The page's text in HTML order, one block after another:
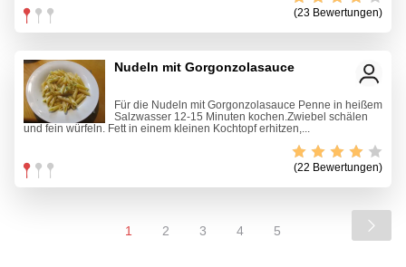
(23 Bewertungen)
Nudeln mit Gorgonzolasauce
Für die Nudeln mit Gorgonzolasauce Penne in heißem
Salzwasser 12-15 Minuten kochen.Zwiebel schälen
und fein würfeln. Fett in einem kleinen Kochtopf erhitzen,...
(22 Bewertungen)
1 2 3 4 5